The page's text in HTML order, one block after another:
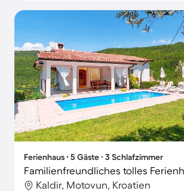
Ferienhaus ∙ 5 Gäste ∙ 3 Schlafzimmer
Kaldir, Motovun, Kroatien